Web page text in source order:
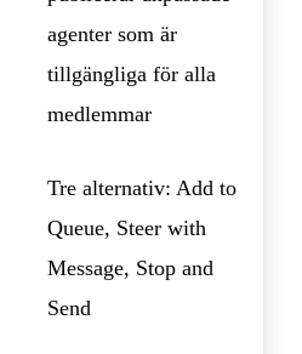
agenter som är
tillgängliga för alla
medlemmar
Tre alternativ: Add to
Queue, Steer with
Message, Stop and
Send